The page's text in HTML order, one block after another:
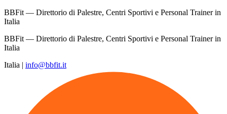
BBFit — Direttorio di Palestre, Centri Sportivi e Personal Trainer in
Italia
BBFit — Direttorio di Palestre, Centri Sportivi e Personal Trainer in
Italia
Italia | info@bbfit.it